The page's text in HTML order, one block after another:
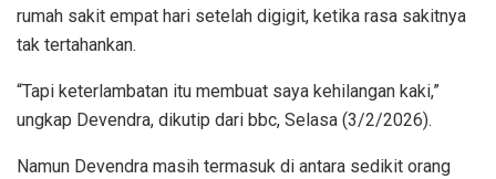
rumah sakit empat hari setelah digigit, ketika rasa sakitnya
tak tertahankan.
“Tapi keterlambatan itu membuat saya kehilangan kaki,”
ungkap Devendra, dikutip dari bbc, Selasa (3/2/2026).
Namun Devendra masih termasuk di antara sedikit orang